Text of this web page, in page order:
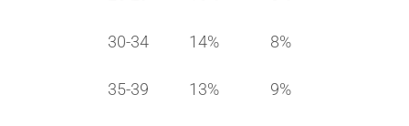
30-34 14% 8%
35-39 13% 9%